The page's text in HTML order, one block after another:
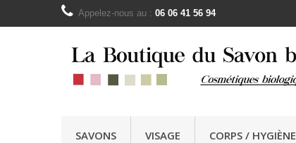
Appelez-nous au : 06 06 41 56 94
SAVONS VISAGE CORPS / HYGIÈNE